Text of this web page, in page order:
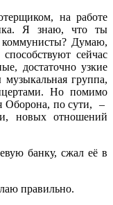
на работе
Я знаю, что ты
Думаю,
сейчас
достаточно узкие
группа,
Но помимо
Оборона, по сути, –
новых отношений
банку, сжал её в
правильно.